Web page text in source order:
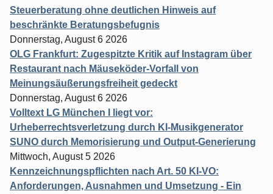
Steuerberatung ohne deutlichen Hinweis auf
beschränkte Beratungsbefugnis
Donnerstag, August 6 2026
OLG Frankfurt: Zugespitzte Kritik auf Instagram über
Restaurant nach Mäuseköder-Vorfall von
Meinungsäußerungsfreiheit gedeckt
Donnerstag, August 6 2026
Volltext LG München I liegt vor:
Urheberrechtsverletzung durch KI-Musikgenerator
SUNO durch Memorisierung und Output-Generierung
Mittwoch, August 5 2026
Kennzeichnungspflichten nach Art. 50 KI-VO:
Anforderungen, Ausnahmen und Umsetzung - Ein